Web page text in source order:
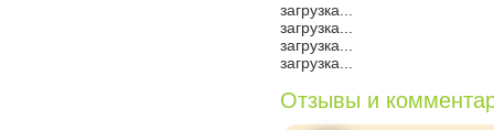
загрузка...
загрузка...
загрузка...
загрузка...
Отзывы и